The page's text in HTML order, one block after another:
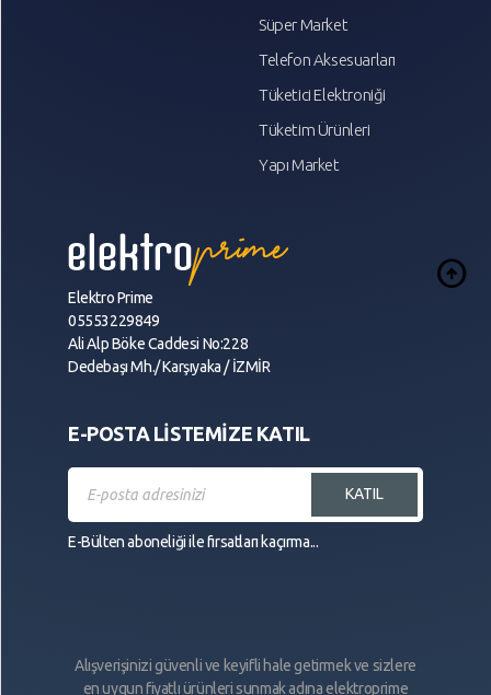
Süper Market
Telefon Aksesuarları
Tüketici Elektroniği
Tüketim Ürünleri
Yapı Market
Elektro Prime
05553229849
Ali Alp Böke Caddesi No:228
Dedebaşı Mh./ Karşıyaka / İZMİR
E-POSTA LİSTEMİZE KATIL
KATIL
E-Bülten aboneliği ile fırsatları kaçırma...
Alışverişinizi güvenli ve keyifli hale getirmek ve sizlere
en uygun fiyatlı ürünleri sunmak adına elektroprime
arrow_circle_up